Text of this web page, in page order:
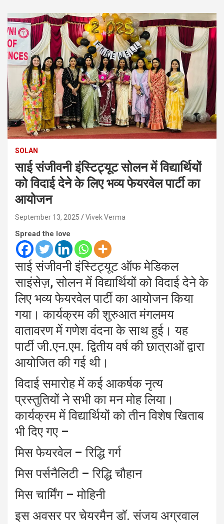
SOLAN
साई संजीवनी इंस्टिट्यूट सोलन में विद्यार्थियों
को विदाई देने के लिए भव्य फेयरवेल पार्टी का
आयोजन
September 13, 2025 Vivek Verma
Spread the love
साई संजीवनी इंस्टिट्यूट ऑफ मेडिकल
साइंसेज़, सोलन में विद्यार्थियों को विदाई देने के
लिए भव्य फेयरवेल पार्टी का आयोजन किया
गया। कार्यक्रम की शुरुआत मंगलमय
वातावरण में गणेश वंदना के साथ हुई। यह
पार्टी जी.एन.एम. द्वितीय वर्ष की छात्राओं द्वारा
आयोजित की गई थी।
विदाई समारोह में कई आकर्षक नृत्य
प्रस्तुतियों ने सभी का मन मोह लिया।
कार्यक्रम में विद्यार्थियों को तीन विशेष खिताब
भी दिए गए –
मिस फेयरवेल – रिद्धि गर्ग
मिस पर्सनैलिटी – रिद्धि चौहान
मिस चार्मिंग – मोहिनी
इस अवसर पर चेयरमैन डॉ. संजय अग्रवाल